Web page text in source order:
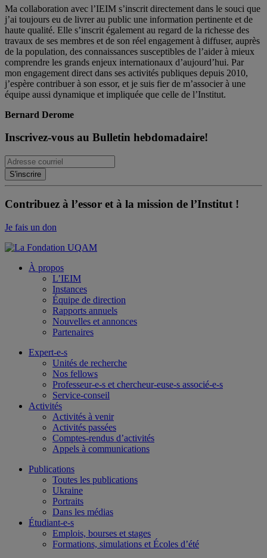
Ma collaboration avec l’IEIM s’inscrit directement dans le souci que
j’ai toujours eu de livrer au public une information pertinente et de
haute qualité. Elle s’inscrit également au regard de la richesse des
travaux de ses membres et de son réel engagement à diffuser, auprès
de la population, des connaissances susceptibles de l’aider à mieux
comprendre les grands enjeux internationaux d’aujourd’hui. Par
mon engagement direct dans ses activités publiques depuis 2010,
j’espère contribuer à son essor, et je suis fier de m’associer à une
équipe aussi dynamique et impliquée que celle de l’Institut.
Bernard Derome
Inscrivez-vous au Bulletin hebdomadaire!
Contribuez à l’essor et à la mission de l’Institut !
Je fais un don
À propos
L’IEIM
Instances
Équipe de direction
Rapports annuels
Nouvelles et annonces
Partenaires
Expert-e-s
Unités de recherche
Nos fellows
Professeur-e-s et chercheur-euse-s associé-e-s
Service-conseil
Activités
Activités à venir
Activités passées
Comptes-rendus d’activités
Appels à communications
Publications
Toutes les publications
Ukraine
Portraits
Dans les médias
Étudiant-e-s
Emplois, bourses et stages
Formations, simulations et Écoles d’été